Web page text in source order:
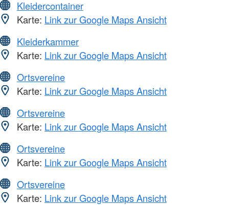
Kleidercontainer
Karte: Link zur Google Maps Ansicht
Kleiderkammer
Karte: Link zur Google Maps Ansicht
Ortsvereine
Karte: Link zur Google Maps Ansicht
Ortsvereine
Karte: Link zur Google Maps Ansicht
Ortsvereine
Karte: Link zur Google Maps Ansicht
Ortsvereine
Karte: Link zur Google Maps Ansicht